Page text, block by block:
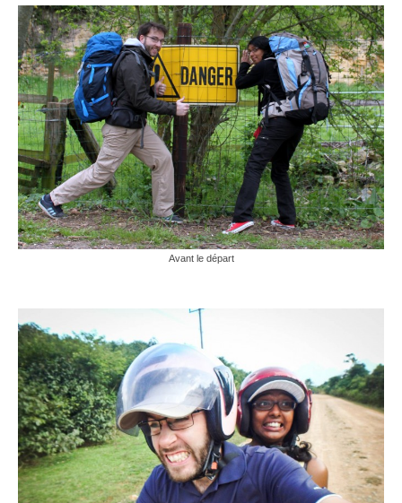
Chine
Kazakhstan
Kirghizstan
Ouzbekistan
Turkmenistan
Iran
Turquie
Préparatifs
Autres voyages
Bolivie
Cambodge
Cap-vert
Costa-Rica
Avant le départ